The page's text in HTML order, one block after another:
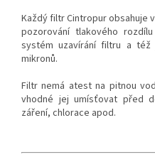
Každý filtr Cintropur obsahuje
pozorování tlakového
systém uzavírání filtru a též
mikronů.
Filtr nemá atest na pitnou
vhodné jej umísťovat před
záření, chlorace apod.